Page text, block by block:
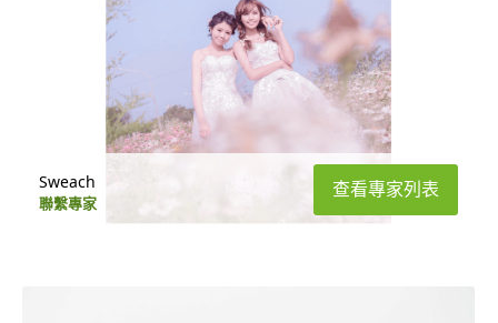
Sweach
聯繫專家
查看專家列表